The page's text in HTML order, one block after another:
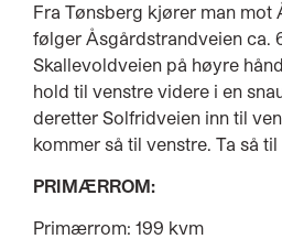
Fra Tønsberg kjører man mot
følger Åsgårdstrandveien ca.
Skallevoldveien på høyre
hold til venstre videre i en
deretter Solfridveien inn til
kommer så til venstre. Ta så
PRIMÆRROM:
Primærrom: